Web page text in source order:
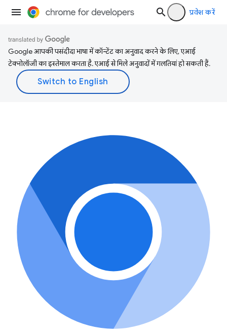
प्रवेश करें
Google आपकी पसंदीदा भाषा में कॉन्टेंट का अनुवाद करने के लिए, एआई
टेक्नोलॉजी का इस्तेमाल करता है. एआई से मिले अनुवादों में गलतियां हो सकती हैं.